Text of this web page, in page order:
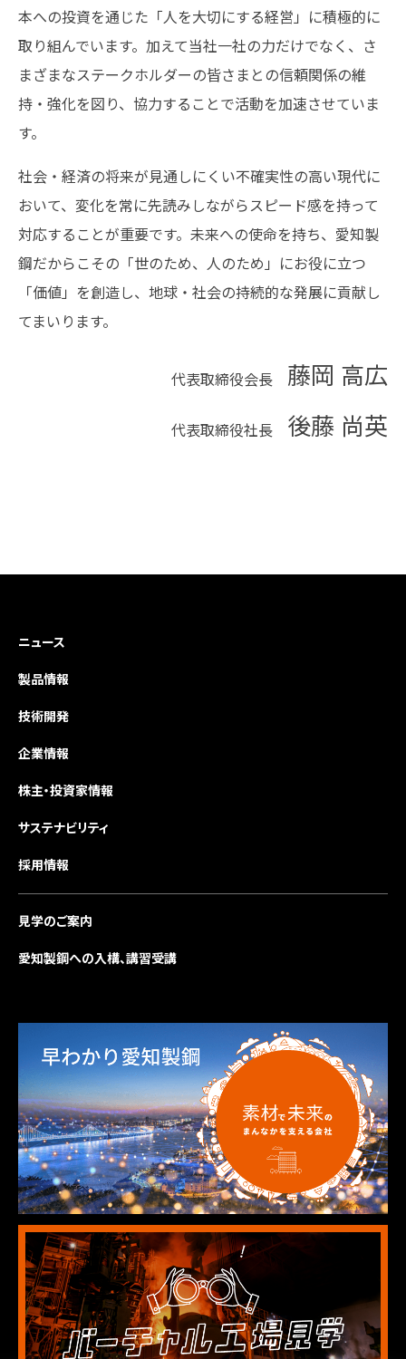
本への投資を通じた「人を大切にする経営」に積極的に
取り組んでいます。加えて当社一社の力だけでなく、さ
まざまなステークホルダーの皆さまとの信頼関係の維
持・強化を図り、協力することで活動を加速させていま
す。
社会・経済の将来が見通しにくい不確実性の高い現代に
おいて、変化を常に先読みしながらスピード感を持って
対応することが重要です。未来への使命を持ち、愛知製
鋼だからこその「世のため、人のため」にお役に立つ
「価値」を創造し、地球・社会の持続的な発展に貢献し
てまいります。
代表取締役会長 藤岡 高広
代表取締役社長 後藤 尚英
ニュース
製品情報
技術開発
企業情報
株主・投資家情報
サステナビリティ
採用情報
見学のご案内
愛知製鋼への入構、講習受講